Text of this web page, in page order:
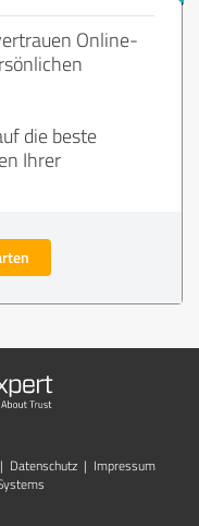
Online-
die beste
Ihrer
| Datenschutz | Impressum